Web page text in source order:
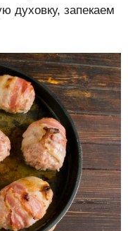
духовку, запекаем